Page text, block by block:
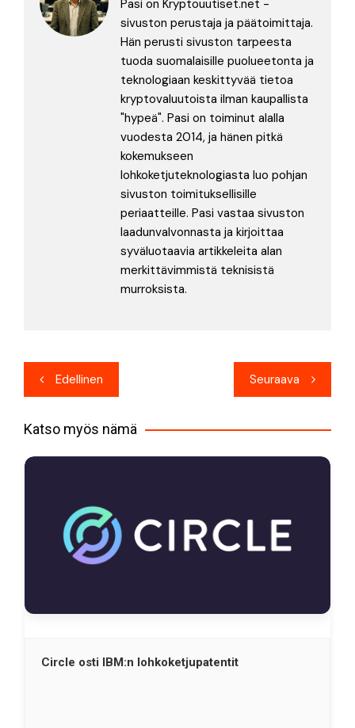
Pasi on Kryptouutiset.net -
sivuston perustaja ja päätoimittaja.
Hän perusti sivuston tarpeesta
tuoda suomalaisille puolueetonta ja
teknologiaan keskittyvää tietoa
kryptovaluutoista ilman kaupallista
"hypeä". Pasi on toiminut alalla
vuodesta 2014, ja hänen pitkä
kokemukseen
lohkoketjuteknologiasta luo pohjan
sivuston toimituksellisille
periaatteille. Pasi vastaa sivuston
laadunvalvonnasta ja kirjoittaa
syväluotaavia artikkeleita alan
merkittävimmistä teknisistä
murroksista.
Artikkelien
selaus
Edellinen Seuraava
Katso myös nämä
Circle osti IBM:n lohkoketjupatentit